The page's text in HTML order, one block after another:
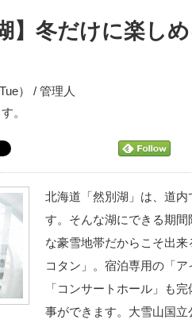
】冬だけに楽し
） / 管理人
。
北海道「然別湖」は、道
す。そんな湖にできる期
な豪雪地帯だからこそ出
コタン」。宿泊専用の「ア
「コンサートホール」も
事ができます。大雪山国